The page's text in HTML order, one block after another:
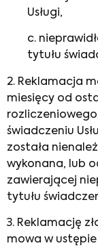
Usługi,
c.
tytułu
2. Reklamacja
miesięcy od
świadczeniu
została
wykonana, lub
zawierającej
tytułu
3. Reklamację
mowa w